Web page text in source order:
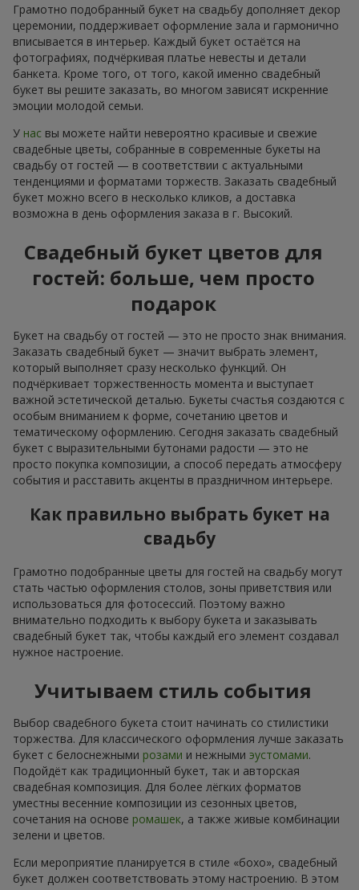
Грамотно подобранный букет на свадьбу дополняет декор
церемонии, поддерживает оформление зала и гармонично
вписывается в интерьер. Каждый букет остаётся на
фотографиях, подчёркивая платье невесты и детали
банкета. Кроме того, от того, какой именно свадебный
букет вы решите заказать, во многом зависят искренние
эмоции молодой семьи.
У нас вы можете найти невероятно красивые и свежие
свадебные цветы, собранные в современные букеты на
свадьбу от гостей — в соответствии с актуальными
тенденциями и форматами торжеств. Заказать свадебный
букет можно всего в несколько кликов, а доставка
возможна в день оформления заказа в г. Высокий.
Свадебный букет цветов для
гостей: больше, чем просто
подарок
Букет на свадьбу от гостей — это не просто знак внимания.
Заказать свадебный букет — значит выбрать элемент,
который выполняет сразу несколько функций. Он
подчёркивает торжественность момента и выступает
важной эстетической деталью. Букеты счастья создаются с
особым вниманием к форме, сочетанию цветов и
тематическому оформлению. Сегодня заказать свадебный
букет с выразительными бутонами радости — это не
просто покупка композиции, а способ передать атмосферу
события и расставить акценты в праздничном интерьере.
Как правильно выбрать букет на
свадьбу
Грамотно подобранные цветы для гостей на свадьбу могут
стать частью оформления столов, зоны приветствия или
использоваться для фотосессий. Поэтому важно
внимательно подходить к выбору букета и заказывать
свадебный букет так, чтобы каждый его элемент создавал
нужное настроение.
Учитываем стиль события
Выбор свадебного букета стоит начинать со стилистики
торжества. Для классического оформления лучше заказать
букет с белоснежными розами и нежными эустомами.
Подойдёт как традиционный букет, так и авторская
свадебная композиция. Для более лёгких форматов
уместны весенние композиции из сезонных цветов,
сочетания на основе ромашек, а также живые комбинации
зелени и цветов.
Если мероприятие планируется в стиле «бохо», свадебный
букет должен соответствовать этому настроению. В этом